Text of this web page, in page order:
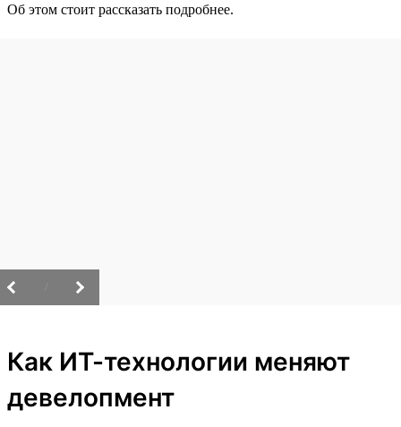
Об этом стоит рассказать подробнее.
Как ИТ-технологии меняют
девелопмент